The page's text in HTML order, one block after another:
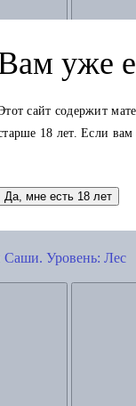
Уровень: Лес
уже
сайт содержит
18 лет. Если
Да, мне есть 18 лет